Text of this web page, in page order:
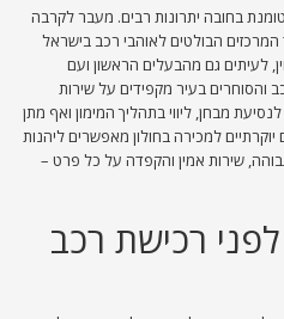
בחובה יתרונות רבים. מעבר לקרבה
המרכזים הבולטים לאוהבי רכב בישראל
לעיתים גם מהבעלים הראשון ועם
והסוחרים בעיר מקפידים על שירות
מבחן, ליווי בתהליך המימון ואף מתן
למכירה בחולון מאפשרים ליהנות
שירות אמין והקפדה על כל פרט –
רכישת רכב